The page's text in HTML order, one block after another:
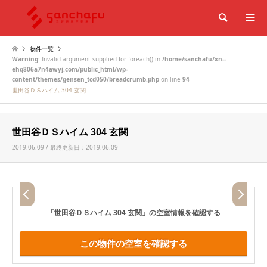
検索
物件一覧
Warning: Invalid argument supplied for foreach() in /home/sanchafu/xn--
ehq806a7n4awyj.com/public_html/wp-
content/themes/gensen_tcd050/breadcrumb.php on line 94
世田谷ＤＳハイム 304 玄関
世田谷ＤＳハイム 304 玄関
2019.06.09 / 最終更新日：2019.06.09
「世田谷ＤＳハイム 304 玄関」 の空室情報を確認する
この物件の空室を確認する